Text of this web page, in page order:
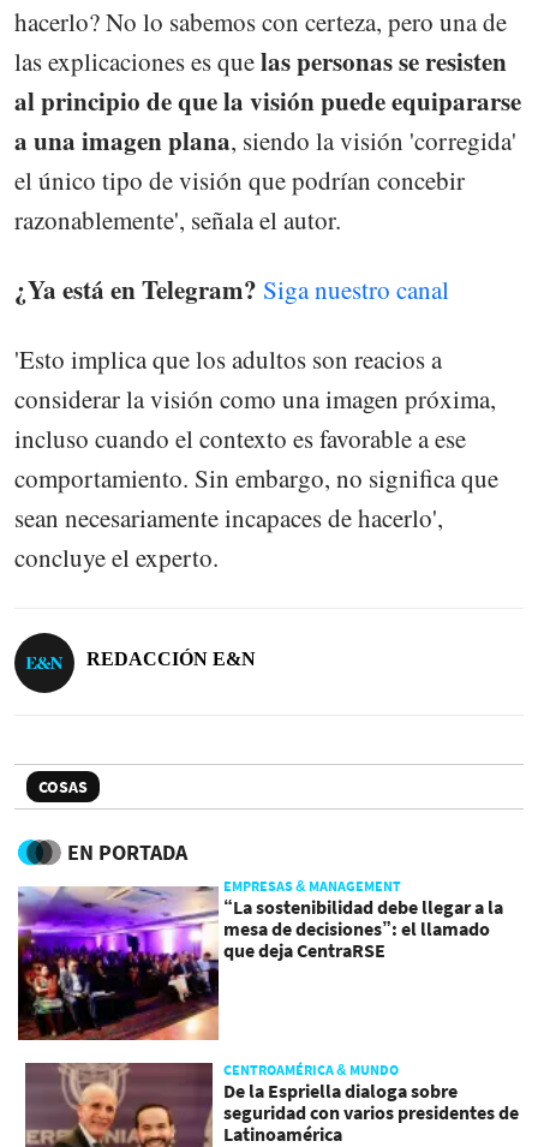
hacerlo? No lo sabemos con certeza, pero una de
las explicaciones es quelas personas se resisten
al principio de que la visión puede equipararse
a una imagen plana, siendo la visión 'corregida'
el único tipo de visión que podrían concebir
razonablemente', señala el autor.
¿Ya está en Telegram? Siga nuestro canal
'Esto implica que los adultos son reacios a
considerar la visión como una imagen próxima,
incluso cuando el contexto es favorable a ese
comportamiento. Sin embargo, no significa que
sean necesariamente incapaces de hacerlo',
concluye el experto.
REDACCIÓN E&N
COSAS
EN PORTADA
EMPRESAS & MANAGEMENT
“La sostenibilidad debe llegar a la
mesa de decisiones”: el llamado
que deja CentraRSE
CENTROAMÉRICA & MUNDO
De la Espriella dialoga sobre
seguridad con varios presidentes de
Latinoamérica